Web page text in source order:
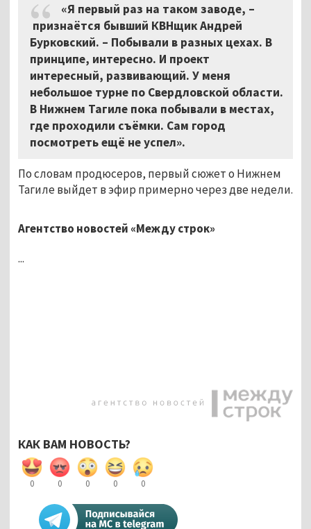
«Я первый раз на таком заводе, –
признаётся бывший КВНщик Андрей
Бурковский. – Побывали в разных цехах. В
принципе, интересно. И проект
интересный, развивающий. У меня
небольшое турне по Свердловской области.
В Нижнем Тагиле пока побывали в местах,
где проходили съёмки. Сам город
посмотреть ещё не успел».
По словам продюсеров, первый сюжет о Нижнем
Тагиле выйдет в эфир примерно через две недели.
Агентство новостей «Между строк»
...
КАК ВАМ НОВОСТЬ?
0 0 0 0 0